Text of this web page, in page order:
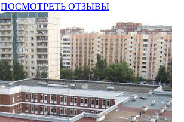
ПОСМОТРЕТЬ ОТЗЫВЫ